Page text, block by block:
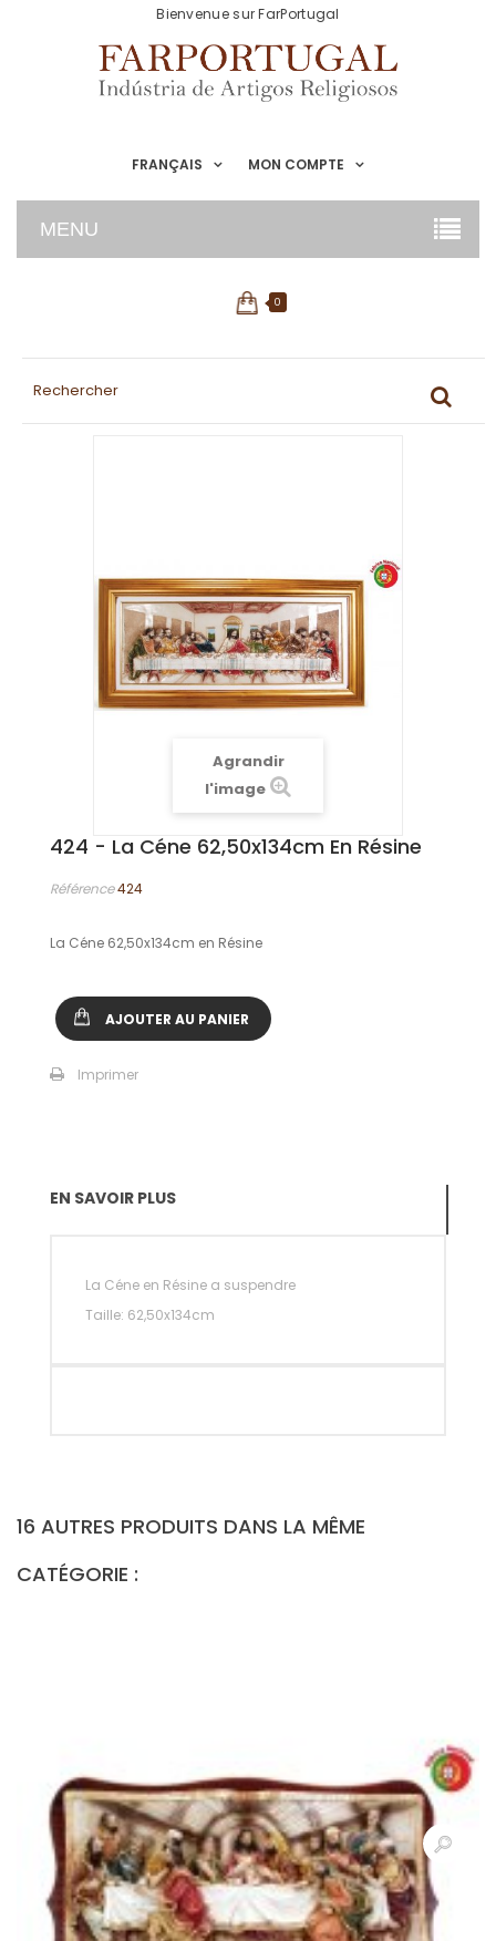
FRANÇAIS
Bienvenue sur FarPortugal
MON COMPTE
MENU
0
Agrandir
l'image
424 - La Céne 62,50x134cm En Résine
Référence424
La Céne 62,50x134cm en Résine
AJOUTER AU PANIER
Imprimer
EN SAVOIR PLUS
La Céne en Résine a suspendre
Taille: 62,50x134cm
16 AUTRES PRODUITS DANS LA MÊME
CATÉGORIE :